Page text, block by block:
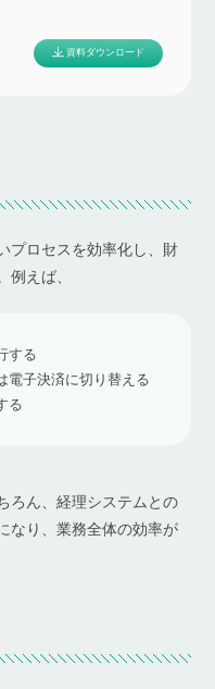
資料ダウンロード
プロセスを効率化し、財
例えば、
する
電子決済に切り替える
る
ろん、経理システムとの
なり、業務全体の効率が